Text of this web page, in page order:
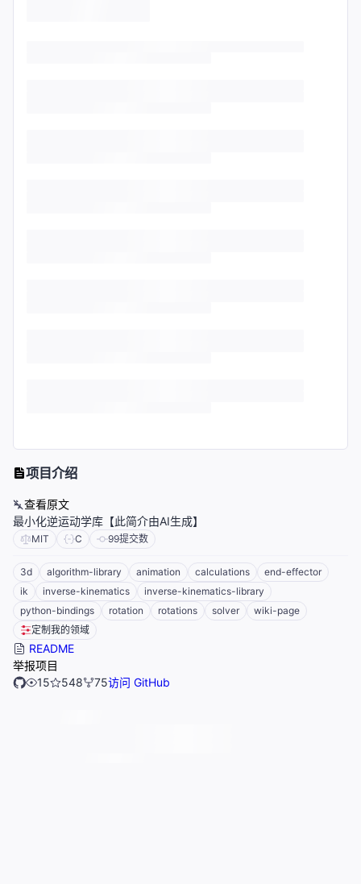
项目介绍
查看原文
最小化逆运动学库【此简介由AI生成】
MIT C 99提交数
3d algorithm-library animation calculations
end-effector
ik
inverse-kinematics
inverse-kinematics-library
python-bindings
rotation rotations solver
wiki-page
定制我的领域
README
举报项目
15
548 75访问 GitHub